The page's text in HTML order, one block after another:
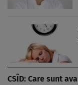
CSÎD: Care sunt